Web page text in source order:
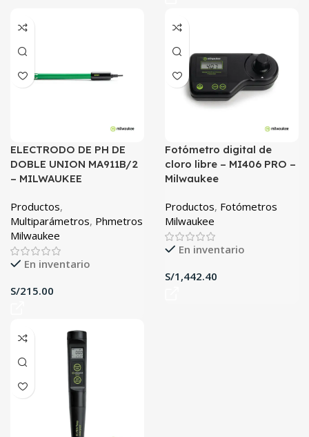
ELECTRODO DE PH DE
DOBLE UNION MA911B/2
– MILWAUKEE
Productos,
Multiparámetros, Phmetros
Milwaukee
En inventario
S/
Fotómetro digital de
cloro libre – MI406 PRO –
Milwaukee
Productos, Fotómetros
Milwaukee
En inventario
S/